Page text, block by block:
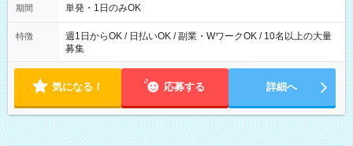
期間 単発・1日のみOK
特徴
週1日からOK / 日払いOK / 副業・WワークOK / 10名以上の大量
募集
気になる！ 応募する 詳細へ